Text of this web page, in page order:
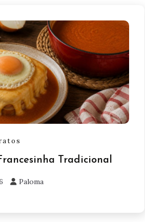
Tradicional
Paloma